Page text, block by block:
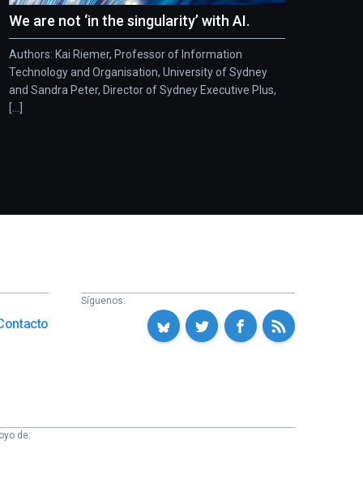
We are not ‘in the singularity’ with AI.
Authors: Kai Riemer, Professor of Information
Technology and Organisation, University of Sydney
and Sandra Peter, Director of Sydney Executive Plus,
[...]
Síguenos:
de: